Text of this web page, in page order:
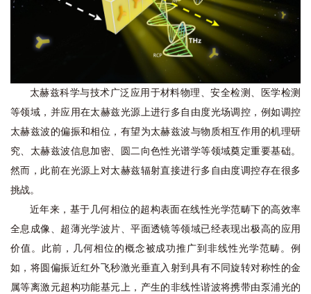
太赫兹科学与技术广泛应用于材料物理、安全检测、医学检测
等领域，并应用在太赫兹光源上进行多自由度光场调控，例如调控
太赫兹波的偏振和相位，有望为太赫兹波与物质相互作用的机理研
究、太赫兹波信息加密、圆二向色性光谱学等领域奠定重要基础。
然而，此前在光源上对太赫兹辐射直接进行多自由度调控存在很多
挑战。
近年来，基于几何相位的超构表面在线性光学范畴下的高效率
全息成像、超薄光学波片、平面透镜等领域已经表现出极高的应用
价值。此前，几何相位的概念被成功推广到非线性光学范畴。例
如，将圆偏振近红外飞秒激光垂直入射到具有不同旋转对称性的金
属等离激元超构功能基元上，产生的非线性谐波将携带由泵浦光的